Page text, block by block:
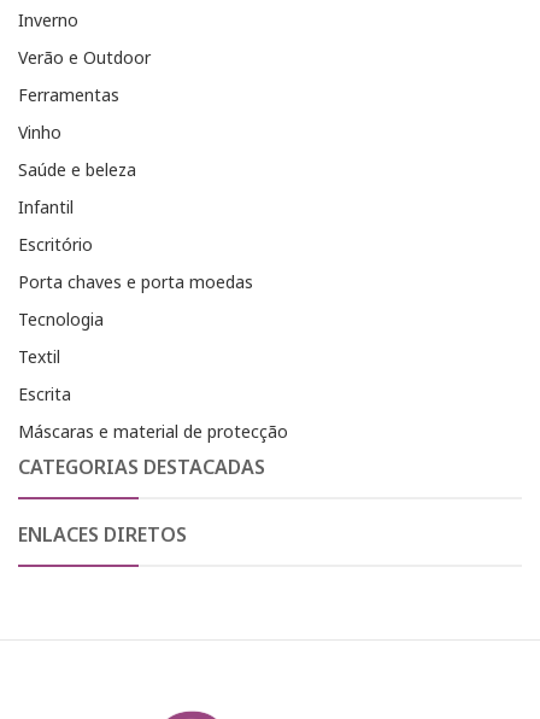
Inverno
Verão e Outdoor
Ferramentas
Vinho
Saúde e beleza
Infantil
Escritório
Porta chaves e porta moedas
Tecnologia
Textil
Escrita
Máscaras e material de protecção
CATEGORIAS DESTACADAS
ENLACES DIRETOS